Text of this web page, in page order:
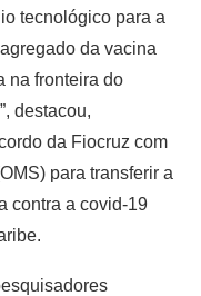
tecnológico para a
da vacina
na fronteira do
destacou,
da Fiocruz com
para transferir a
contra a covid-19